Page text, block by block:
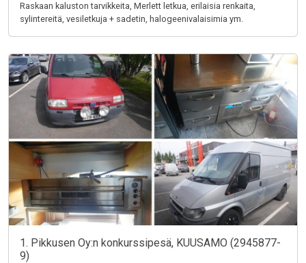
Raskaan kaluston tarvikkeita, Merlett letkua, erilaisia renkaita,
sylintereitä, vesiletkuja + sadetin, halogeenivalaisimia ym.
1. Pikkusen Oy:n konkurssipesä, KUUSAMO (2945877-
9)